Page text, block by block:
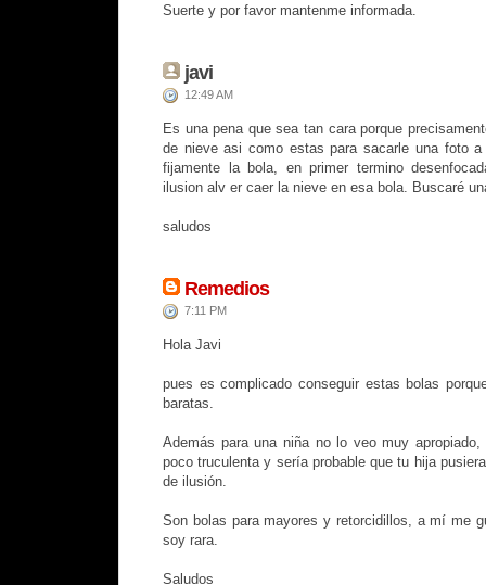
Suerte y por favor mantenme informada.
javi
12:49 AM
Es una pena que sea tan cara porque
de nieve asi como estas para sacarle una foto a
fijamente la bola, en primer termino
ilusion alv er caer la nieve en esa bola. Buscaré
saludos
Remedios
7:11 PM
Hola Javi
pues es complicado conseguir estas bolas
baratas.
Además para una niña no lo veo muy
poco truculenta y sería probable que tu hija
de ilusión.
Son bolas para mayores y retorcidillos, a mí me
soy rara.
Saludos